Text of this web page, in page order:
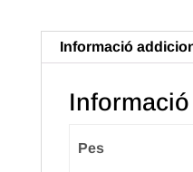
120
Blanca.
Paquet
Informació
Pes